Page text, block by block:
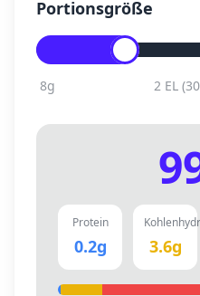
Portionsgröße
8g 2 EL
Protein
0.2g 3.6g